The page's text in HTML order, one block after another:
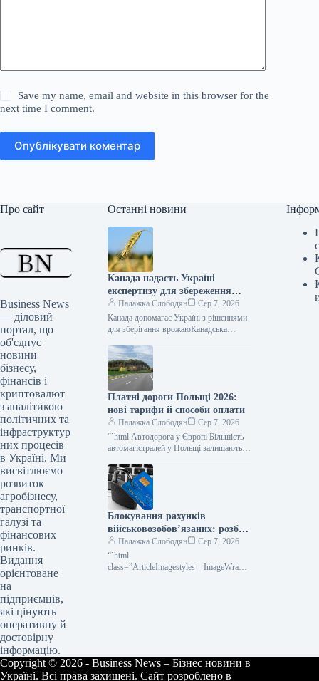
Save my name, email and website in this browser for the
next time I comment.
Опублікувати коментар
Про сайт
Business News
— діловий
портал, що
об'єднує
новини
бізнесу,
фінансів і
криптовалют
з аналітикою
політичних та
інфраструктур
них процесів
в Україні. Ми
висвітлюємо
розвиток
агробізнесу,
транспортної
галузі та
фінансових
ринків.
Видання
орієнтоване
на
підприємців,
які цінують
оперативну й
достовірну
інформацію.
Останні новини
Канада надасть Україні
експертизу для збереження
зібраного врожаю
Палажка Слободян
Сер 7, 2026
Канада допомагає Україні з рішеннями
для зберігання врожаюКанадська
Україні додаткові зернові рукави для
тимчасового зберігання
Платні дороги Польщі 2026:
нові тарифи й способи оплати
Палажка Слободян
Сер 7, 2026
“`html Автодорога у Європі Більшість
автомагістралей у Польщі залишаються
автомобілів та мотоциклів. Проте на
окремих ділянках водіям…
Блокування рахунків
військовозобов’язаних: розбір
механізмів та наслідків
Палажка Слободян
Сер 7, 2026
“`html
class=”ArticleImagestyles__ImageWrappe
Copyright © 2026 - Business News – Бізнес новини в
Україні. Всі права захищені. Сайт розроблено в